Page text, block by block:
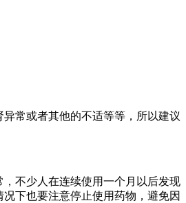
常或者其他的不适等等，所以建议
不少人在连续使用一个月以后发现
下也要注意停止使用药物，避免因